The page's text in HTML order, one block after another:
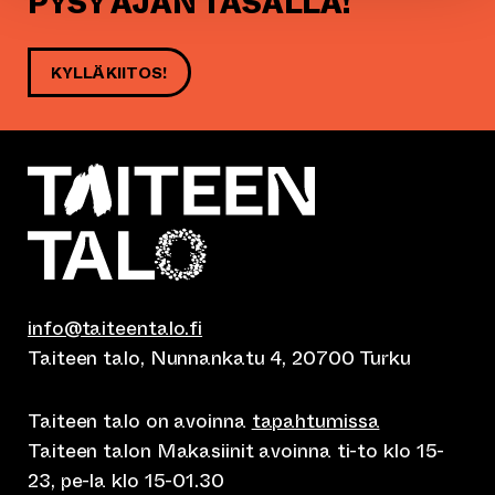
KYLLÄ KIITOS!
info@taiteentalo.fi
Taiteen talo, Nunnankatu 4, 20700 Turku
Taiteen talo on avoinna tapahtumissa
Taiteen talon Makasiinit avoinna ti-to klo 15-
23, pe-la klo 15-01.30